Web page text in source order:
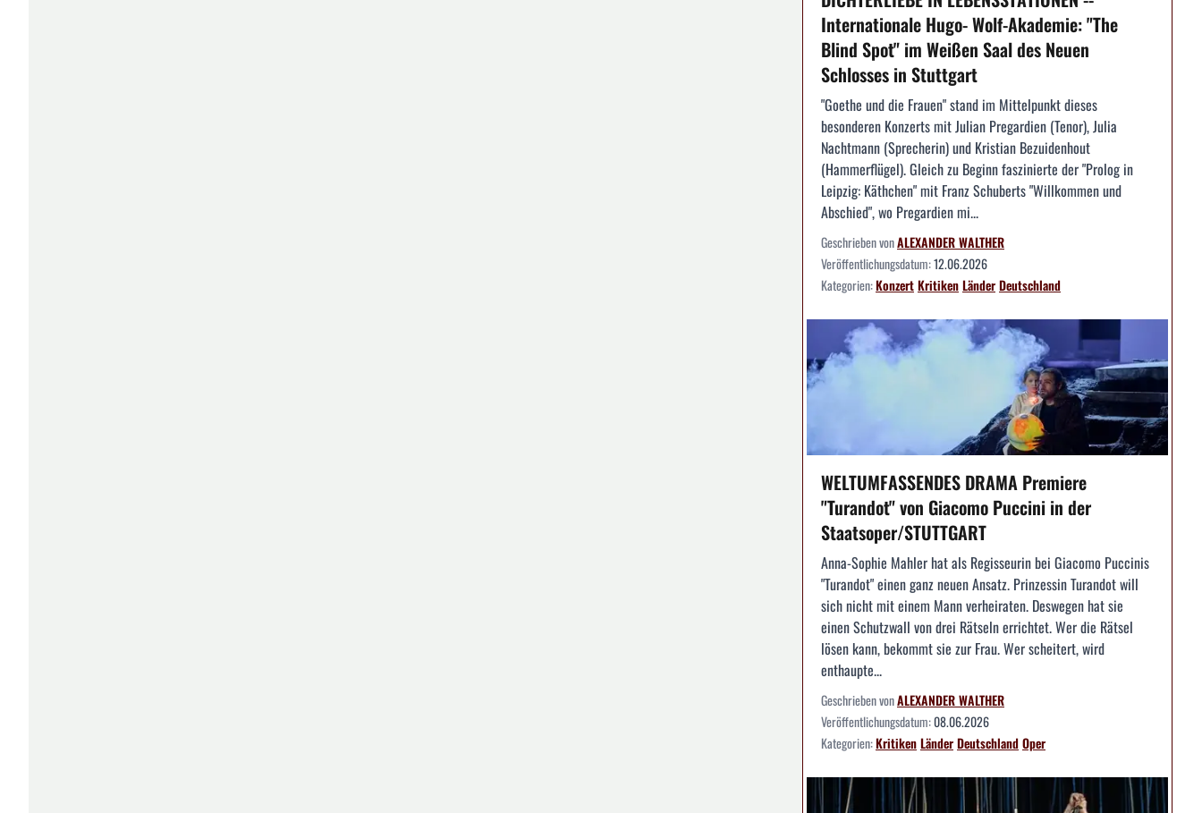
Internationale Hugo- Wolf-Akademie: "The
Blind Spot" im Weißen Saal des Neuen
Schlosses in Stuttgart
"Goethe und die Frauen" stand im Mittelpunkt dieses
besonderen Konzerts mit Julian Pregardien (Tenor), Julia
Nachtmann (Sprecherin) und Kristian Bezuidenhout
(Hammerflügel). Gleich zu Beginn faszinierte der "Prolog in
Leipzig: Käthchen" mit Franz Schuberts "Willkommen und
Abschied", wo Pregardien mi...
Geschrieben vonALEXANDER WALTHER
Veröffentlichungsdatum:12.06.2026
Kategorien:KonzertKritikenLänderDeutschland
WELTUMFASSENDES DRAMA Premiere
"Turandot" von Giacomo Puccini in der
Staatsoper/STUTTGART
Anna-Sophie Mahler hat als Regisseurin bei Giacomo Puccinis
"Turandot" einen ganz neuen Ansatz. Prinzessin Turandot will
sich nicht mit einem Mann verheiraten. Deswegen hat sie
einen Schutzwall von drei Rätseln errichtet. Wer die Rätsel
lösen kann, bekommt sie zur Frau. Wer scheitert, wird
enthaupte...
Geschrieben vonALEXANDER WALTHER
Veröffentlichungsdatum:08.06.2026
Kategorien:KritikenLänderDeutschlandOper